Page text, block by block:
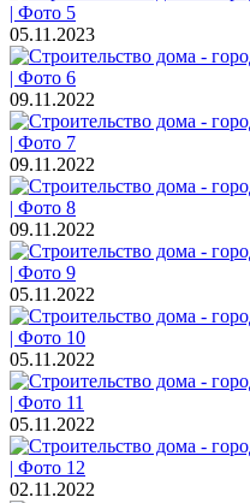
05.11.2023
09.11.2022
09.11.2022
09.11.2022
05.11.2022
05.11.2022
05.11.2022
02.11.2022